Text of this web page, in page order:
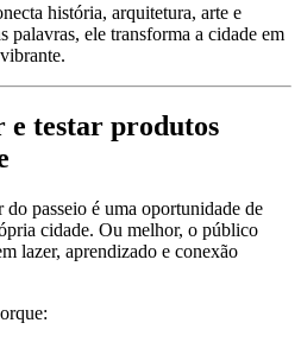
história, arquitetura, arte e
palavras, ele transforma a cidade em
testar produtos
passeio é uma oportunidade de
cidade. Ou melhor, o público
lazer, aprendizado e conexão